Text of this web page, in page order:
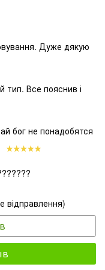
ОП-9
хранить
как на
принять
действия прямых
излучения
вы можете
марок и типов, а
и оборудование.
полный
и самые лучшие
доступна как
компании
службами
Дуже дякую
тип. Все пояснив і
бог не понадобятся
відправлення)